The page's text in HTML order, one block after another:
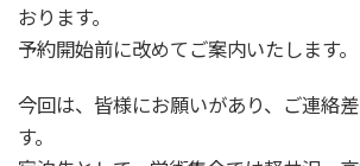
おります。
予約開始前に改めてご案内いたします。
今回は、皆様にお願いがあり、ご連絡
す。